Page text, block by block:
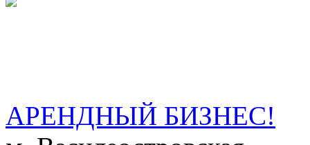
АРЕНДНЫЙ БИЗНЕС!